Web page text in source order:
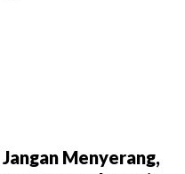
Menyerang,